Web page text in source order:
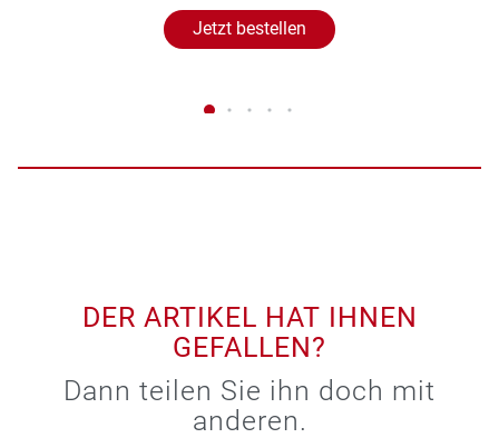
Jetzt bestellen
DER ARTIKEL HAT IHNEN
GEFALLEN?
Dann teilen Sie ihn doch mit
anderen.